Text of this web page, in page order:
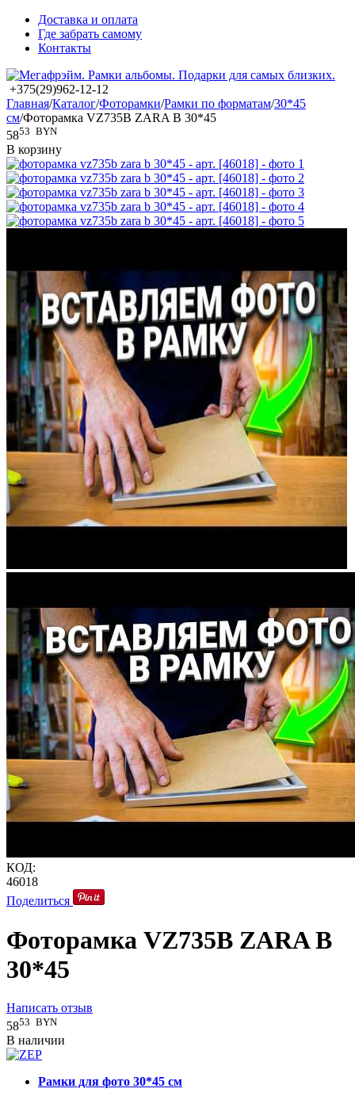
Доставка и оплата
Где забрать самому
Контакты
+375(29)962-12-12
Главная/Каталог/Фоторамки/Рамки по форматам/30*45
см/Фоторамка VZ735B ZARA B 30*45
5853 BYN
В корзину
КОД:
46018
Поделиться
Фоторамка VZ735B ZARA B
30*45
Написать отзыв
5853 BYN
В наличии
Рамки для фото 30*45 см